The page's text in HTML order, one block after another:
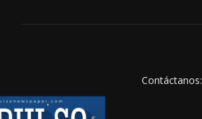
Contáctanos: